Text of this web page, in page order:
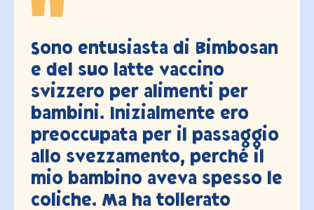
per
ero
il
le
Con un po' di
oggi abbiamo
l'ultima volta la
Bimbosan (Super
dopo 3,5 anni e 2
siamo sempre stati
soddisfatti, grazie